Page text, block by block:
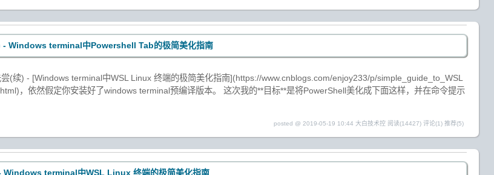
- Windows terminal中Powershell Tab的极简美化指南
(续) - [Windows terminal中WSL Linux 终端的极简美化指南](https://www.cnblogs.com/enjoy233/p/simple_guide_to_WSL
，依然假定你安装好了windows terminal预编译版本。 这次我的**目标**是将PowerShell美化成下面这样，并在命令提示
posted @ 2019-05-19 10:44 大白技术控 阅读(14427) 评论(1) 推荐(5)
Windows terminal中WSL Linux 终端的极简美化指南